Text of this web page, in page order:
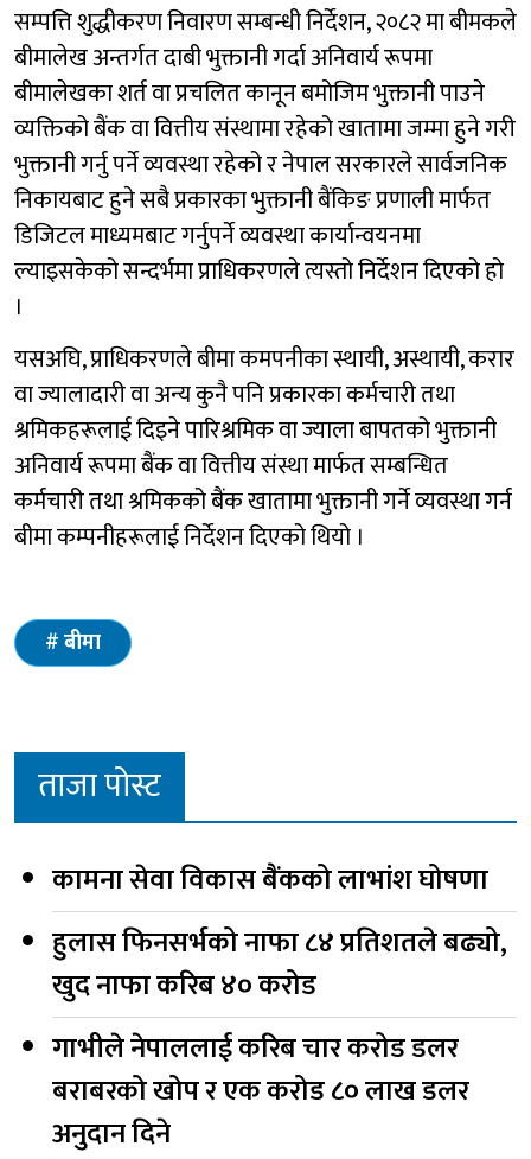
सम्पत्ति शुद्धीकरण निवारण सम्बन्धी निर्देशन, २०८२ मा बीमकले
बीमालेख अन्तर्गत दाबी भुक्तानी गर्दा अनिवार्य रूपमा
बीमालेखका शर्त वा प्रचलित कानून बमोजिम भुक्तानी पाउने
व्यक्तिको बैंक वा वित्तीय संस्थामा रहेको खातामा जम्मा हुने गरी
भुक्तानी गर्नु पर्ने व्यवस्था रहेको र नेपाल सरकारले सार्वजनिक
निकायबाट हुने सबै प्रकारका भुक्तानी बैंकिङ प्रणाली मार्फत
डिजिटल माध्यमबाट गर्नुपर्ने व्यवस्था कार्यान्वयनमा
ल्याइसकेको सन्दर्भमा प्राधिकरणले त्यस्तो निर्देशन दिएको हो
।
यसअघि, प्राधिकरणले बीमा कमपनीका स्थायी, अस्थायी, करार
वा ज्यालादारी वा अन्य कुनै पनि प्रकारका कर्मचारी तथा
श्रमिकहरूलाई दिइने पारिश्रमिक वा ज्याला बापतको भुक्तानी
अनिवार्य रूपमा बैंक वा वित्तीय संस्था मार्फत सम्बन्धित
कर्मचारी तथा श्रमिकको बैंक खातामा भुक्तानी गर्ने व्यवस्था गर्न
बीमा कम्पनीहरूलाई निर्देशन दिएको थियो ।
बीमा
ताजा पोस्ट
कामना सेवा विकास बैंकको लाभांश घोषणा
हुलास फिनसर्भको नाफा ८४ प्रतिशतले बढ्यो,
खुद नाफा करिब ४० करोड
गाभीले नेपाललाई करिब चार करोड डलर
बराबरको खोप र एक करोड ८० लाख डलर
अनुदान दिने